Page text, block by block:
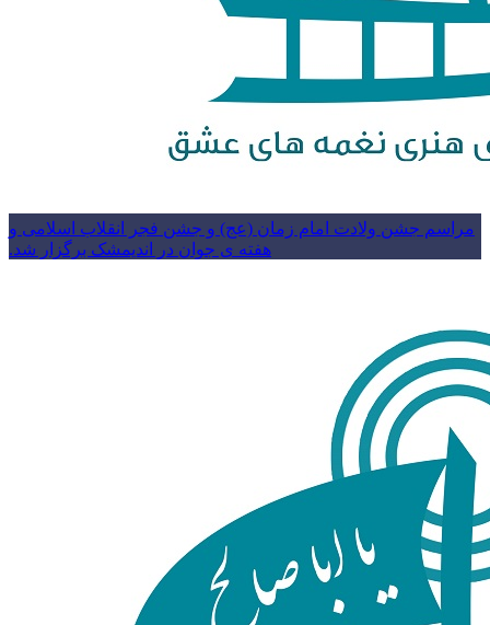
مراسم جشن ولادت امام زمان (عج) و جشن فجر انقلاب اسلامی و
هفته ی جوان در اندیمشک برگزار شد.